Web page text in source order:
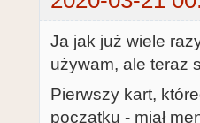
Ja jak już wiele
używam, ale teraz
Pierwszy kart,
początku - miał